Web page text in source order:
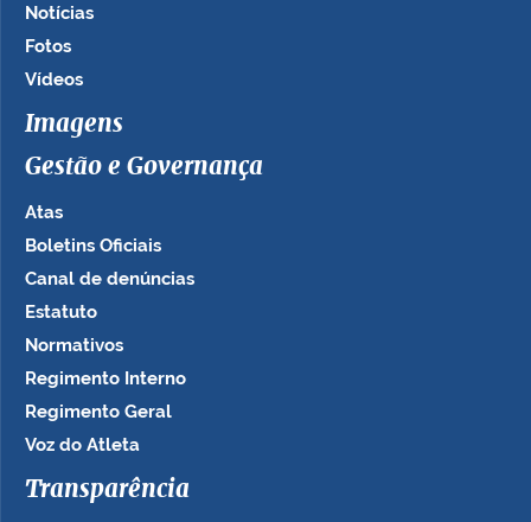
Notícias
Fotos
Vídeos
Imagens
Gestão e Governança
Atas
Boletins Oficiais
Canal de denúncias
Estatuto
Normativos
Regimento Interno
Regimento Geral
Voz do Atleta
Transparência